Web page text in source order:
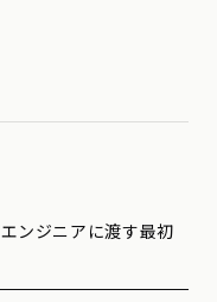
ンジニアに渡す最初